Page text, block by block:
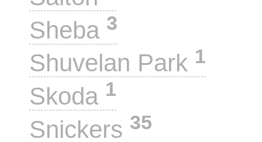
Sheba 3
Shuvelan Park 1
Skoda 1
Snickers 35